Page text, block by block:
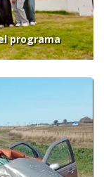
programa